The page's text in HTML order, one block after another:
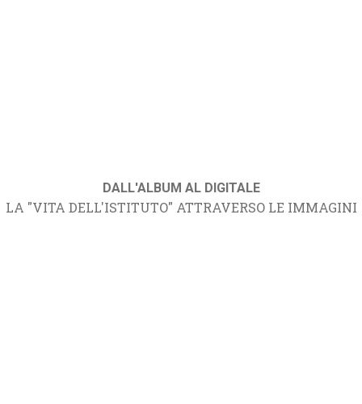
DALL'ALBUM AL DIGITALE
LA "VITA DELL'ISTITUTO" ATTRAVERSO LE IMMAGINI